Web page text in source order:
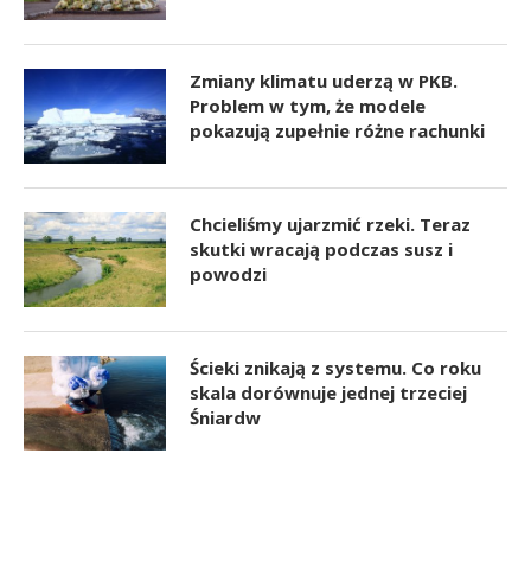
Zmiany klimatu uderzą w PKB.
Problem w tym, że modele
pokazują zupełnie różne rachunki
Chcieliśmy ujarzmić rzeki. Teraz
skutki wracają podczas susz i
powodzi
Ścieki znikają z systemu. Co roku
skala dorównuje jednej trzeciej
Śniardw